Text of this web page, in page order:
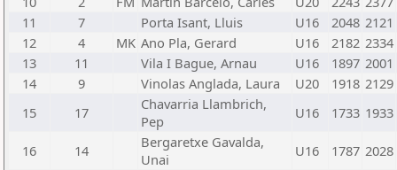
11
7 Porta Isant, Lluis U16 2048 2121
12
4 MK Ano Pla, Gerard U16 2182 2334
13
11 Vila I Bague, Arnau U16 1897 2001
14
9 Vinolas Anglada, Laura U20 1918 2129
15
17
Chavarria Llambrich,
Pep
U16 1733 1933
16 14
Bergaretxe Gavalda,
Unai
U16 1787 2028